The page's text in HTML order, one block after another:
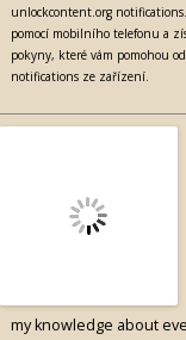
unlockcontent.org
pomocí mobilního telefonu a
pokyny, které vám pomohou
notifications ze zařízení.
my knowledge about